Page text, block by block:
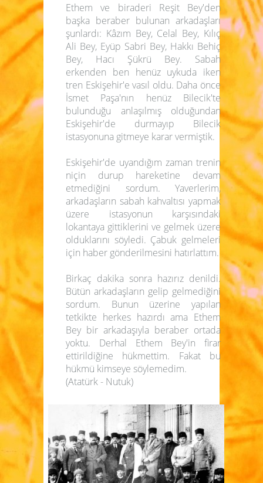
Ethem ve biraderi Reşit Bey'den
başka beraber bulunan arkadaşları
şunlardı: Kâzım Bey, Celal Bey, Kılıç
Ali Bey, Eyüp Sabri Bey, Hakkı Behiç
Bey, Hacı Şükrü Bey. Sabah
erkenden ben henüz uykuda iken
tren Eskişehir'e vasıl oldu. Daha önce
İsmet Paşa'nın henüz Bilecik'te
bulunduğu anlaşılmış olduğundan
Eskişehir'de durmayıp Bilecik
istasyonuna gitmeye karar vermiştik.
Eskişehir'de uyandığım zaman trenin
niçin durup hareketine devam
etmediğini sordum. Yaverlerim,
arkadaşların sabah kahvaltısı yapmak
üzere istasyonun karşısındaki
lokantaya gittiklerini ve gelmek üzere
olduklarını söyledi. Çabuk gelmeleri
için haber gönderilmesini hatırlattım.
Birkaç dakika sonra hazırız denildi.
Bütün arkadaşların gelip gelmediğini
sordum. Bunun üzerine yapılan
tetkikte herkes hazırdı ama Ethem
Bey bir arkadaşıyla beraber ortada
yoktu. Derhal Ethem Bey'in firar
ettirildiğine hükmettim. Fakat bu
hükmü kimseye söylemedim.
(Atatürk - Nutuk)